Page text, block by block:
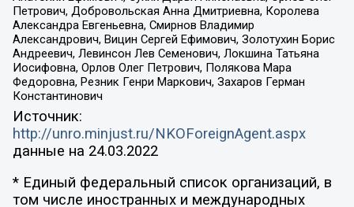
Петрович, Добровольская Анна Дмитриевна, Королева
Александра Евгеньевна, Смирнов Владимир
Александрович, Вицин Сергей Ефимович, Золотухин Борис
Андреевич, Левинсон Лев Семенович, Локшина Татьяна
Иосифовна, Орлов Олег Петрович, Полякова Мара
Федоровна, Резник Генри Маркович, Захаров Герман
Константинович
Источник:
http://unro.minjust.ru/NKOForeignAgent.aspx
данные на 24.03.2022
* Единый федеральный список организаций, в
том числе иностранных и международных